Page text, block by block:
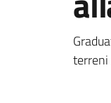
terreni